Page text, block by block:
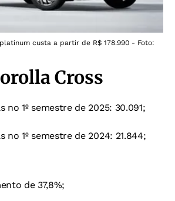
custa a partir de R$ 178.990 - Foto:
Cross
no 1º semestre de 2025: 30.091;
no 1º semestre de 2024: 21.844;
de 37,8%;